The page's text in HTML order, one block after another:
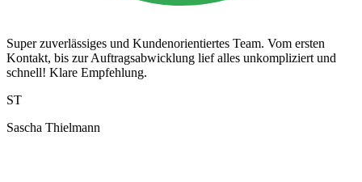
Super zuverlässiges und Kundenorientiertes Team. Vom ersten
Kontakt, bis zur Auftragsabwicklung lief alles unkompliziert und
schnell! Klare Empfehlung.
ST
Sascha Thielmann